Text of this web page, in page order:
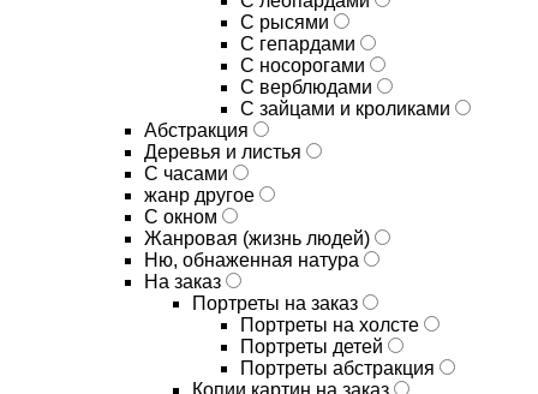
С рысями
С гепардами
С носорогами
С верблюдами
С зайцами и кроликами
Абстракция
Деревья и листья
С часами
жанр другое
С окном
Жанровая (жизнь людей)
Ню, обнаженная натура
На заказ
Портреты на заказ
Портреты на холсте
Портреты детей
Портреты абстракция
Копии картин на заказ